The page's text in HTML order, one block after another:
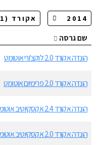
שם גרסה
הונדה אקורד 2.0 לוקצ'ורי אוטומט
הונדה אקורד 2.0 פרימיום אוטומט
הונדה אקורד 2.4 אקסקיוטיב אוטומט
הונדה אקורד 2.0 אקסקיוטיב אוטומט